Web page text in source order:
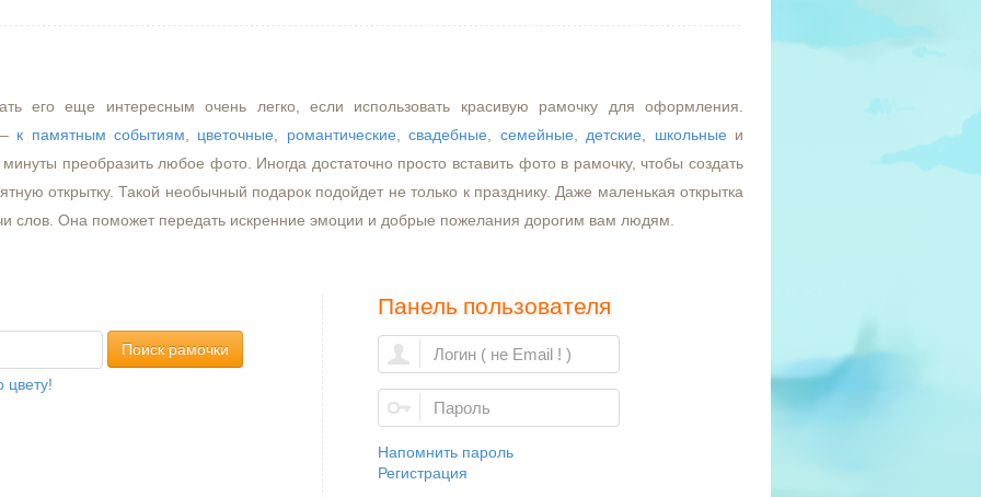
его еще интересным очень легко, если использовать красивую рамочку для оформления.
к памятным событиям цветочные романтические ,свадебные семейные детские школьные и
преобразить любое фото. Иногда достаточно просто вставить фото в рамочку, чтобы создать
открытку. Такой необычный подарок подойдет не только к празднику. Даже маленькая открытка
слов. Она поможет передать искренние эмоции и добрые пожелания дорогим вам людям.
Поиск рамочки
цвету!
Панель пользователя
Напомнить пароль
Регистрация